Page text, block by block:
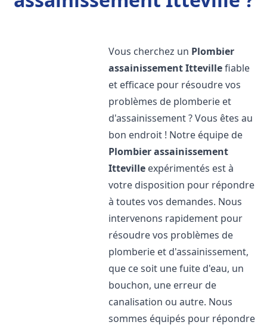
Vous cherchez un Plombier
assainissementIttevillefiable
et efficace pour résoudre vos
problèmes de plomberie et
d'assainissement ? Vous êtes au
bon endroit ! Notre équipe de
Plombier assainissement
Itteville expérimentés est à
votre disposition pour répondre
à toutes vos demandes. Nous
intervenons rapidement pour
résoudre vos problèmes de
plomberie et d'assainissement,
que ce soit une fuite d'eau, un
bouchon, une erreur de
canalisation ou autre. Nous
sommes équipés pour répondre